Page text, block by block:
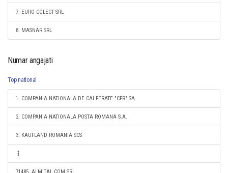
7. EURO COLECT SRL
8. MASNAR SRL
Numar angajati
Top national
1. COMPANIA NATIONALA DE CAI FERATE "CFR" SA
2. COMPANIA NATIONALA POSTA ROMANA S.A.
3. KAUFLAND ROMANIA SCS